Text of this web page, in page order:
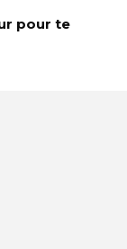
pour te